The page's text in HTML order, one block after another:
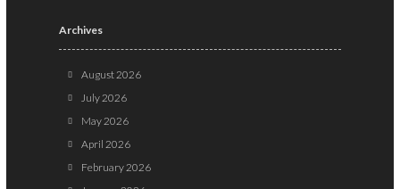
Archives
August 2026
July 2026
May 2026
April 2026
February 2026